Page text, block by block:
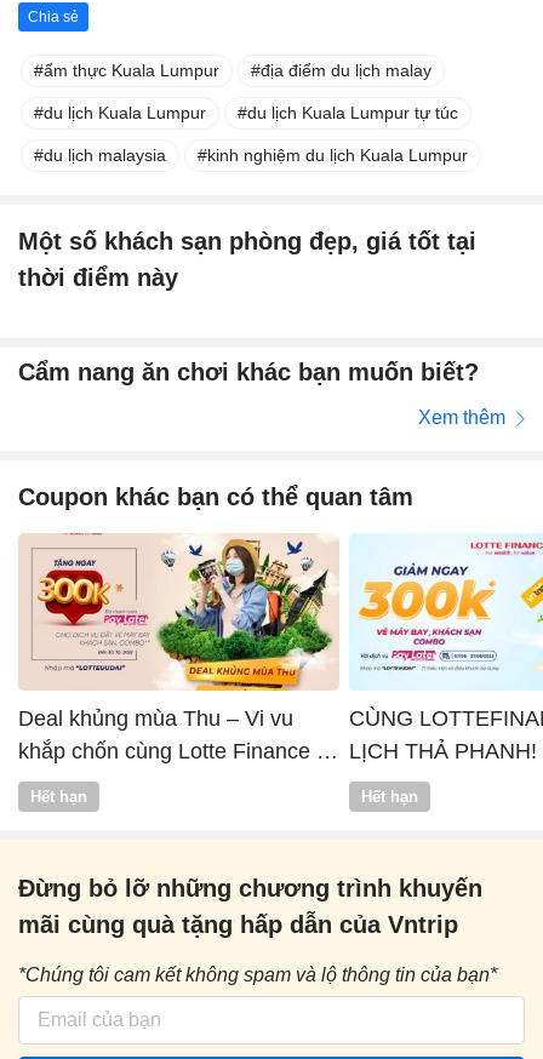
Chia sẻ
ẩm thực Kuala Lumpur địa điểm du lịch malay
du lịch Kuala Lumpur du lịch Kuala Lumpur tự túc
du lịch malaysia kinh nghiệm du lịch Kuala Lumpur
Một số khách sạn phòng đẹp, giá tốt tại
thời điểm này
Cẩm nang ăn chơi khác bạn muốn biết?
Xem thêm
Coupon khác bạn có thể quan tâm
Deal khủng mùa Thu – Vi vu
khắp chốn cùng Lotte Finance x
Vntrip
Hết hạn
CÙNG
LỊCH THẢ PHANH!
Hết hạn
Đừng bỏ lỡ những chương trình khuyến
mãi cùng quà tặng hấp dẫn của Vntrip
*Chúng tôi cam kết không spam và lộ thông tin của bạn*